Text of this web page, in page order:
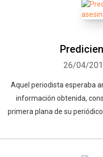
26/04/
Aquel periodista esperaba
información obtenida,
primera plana de su